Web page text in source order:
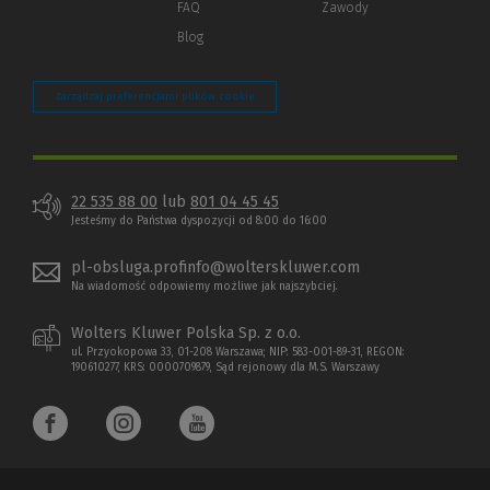
FAQ
Blog
Zawody
Zarządzaj preferencjami plików cookie
22 535 88 00 lub 801 04 45 45
Jesteśmy do Państwa dyspozycji od 8:00 do 16:00
pl-obsluga.profinfo@wolterskluwer.com
Na wiadomość odpowiemy możliwe jak najszybciej.
Wolters Kluwer Polska Sp. z o.o.
ul. Przyokopowa 33, 01-208 Warszawa; NIP: 583-001-89-31, REGON:
190610277, KRS: 0000709879, Sąd rejonowy dla M.S. Warszawy